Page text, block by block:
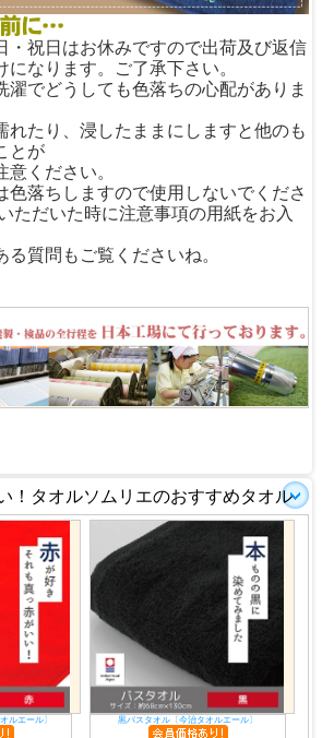
・祝日はお休みですので出荷及び返信
になります。ご了承下さい。
濯でどうしても色落ちの心配がありま
れたり、浸したままにしますと他のも
とが
ください。
色落ちしますので使用しないでくださ
ただいた時に注意事項の用紙をお入
る質問もご覧くださいね。
！タオルソムリエのおすすめタオル
ルエール〕 黒バスタオル〔今治タオルエール〕